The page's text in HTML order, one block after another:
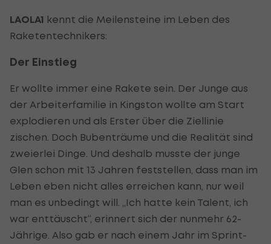
LAOLA1 kennt die Meilensteine im Leben des
Raketentechnikers:
Der Einstieg
Er wollte immer eine Rakete sein. Der Junge aus
der Arbeiterfamilie in Kingston wollte am Start
explodieren und als Erster über die Ziellinie
zischen. Doch Bubenträume und die Realität sind
zweierlei Dinge. Und deshalb musste der junge
Glen schon mit 13 Jahren feststellen, dass man im
Leben eben nicht alles erreichen kann, nur weil
man es unbedingt will. „Ich hatte kein Talent, ich
war enttäuscht“, erinnert sich der nunmehr 62-
Jährige. Also gab er nach einem Jahr im Sprint-